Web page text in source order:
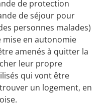
de protection
de séjour pour
personnes malades)
mise en autonomie
amenés à quitter la
leur propre
qui vont être
un logement, en